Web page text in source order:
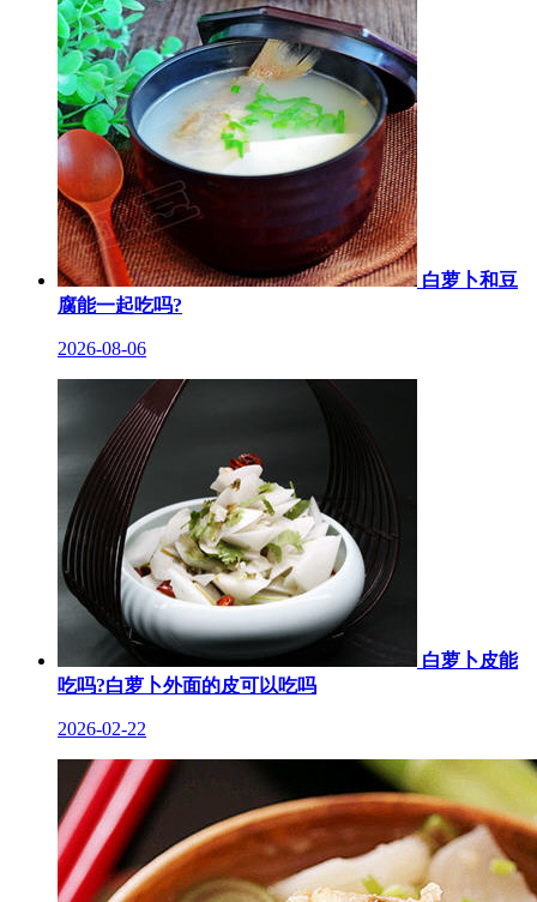
白萝卜和豆
腐能一起吃吗?
2026-08-06
白萝卜皮能
吃吗?白萝卜外面的皮可以吃吗
2026-02-22